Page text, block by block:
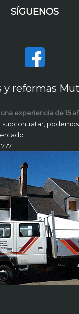
SÍGUENOS
y reformas
experiencia de 15
subcontratar,